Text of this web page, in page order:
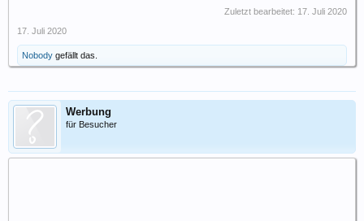
Zuletzt bearbeitet: 17. Juli 2020
17. Juli 2020
Nobody gefällt das.
Werbung
für Besucher